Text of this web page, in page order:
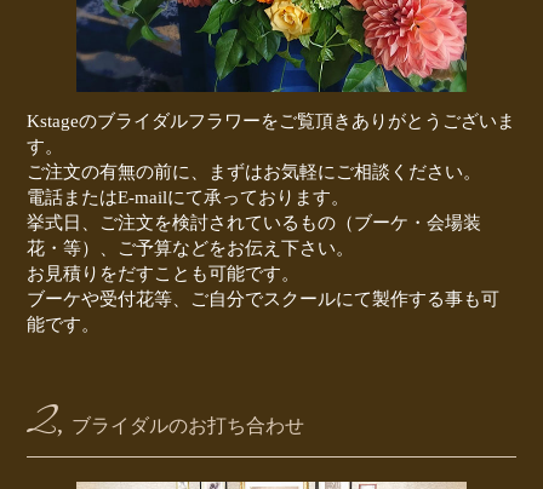
Kstageのブライダルフラワーをご覧頂きありがとうございま
す。
ご注文の有無の前に、まずはお気軽にご相談ください。
電話またはE-mailにて承っております。
挙式日、ご注文を検討されているもの（ブーケ・会場装
花・等）、ご予算などをお伝え下さい。
お見積りをだすことも可能です。
ブーケや受付花等、ご自分でスクールにて製作する事も可
能です。
2, ブライダルのお打ち合わせ